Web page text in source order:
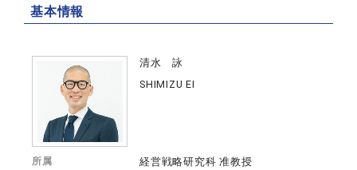
基本情報
清水 詠
SHIMIZU EI
所属 経営戦略研究科 准教授